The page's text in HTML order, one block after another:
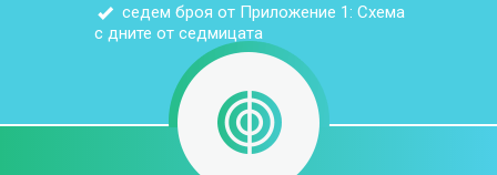
седем броя от Приложение 1: Схема
с дните от седмицата